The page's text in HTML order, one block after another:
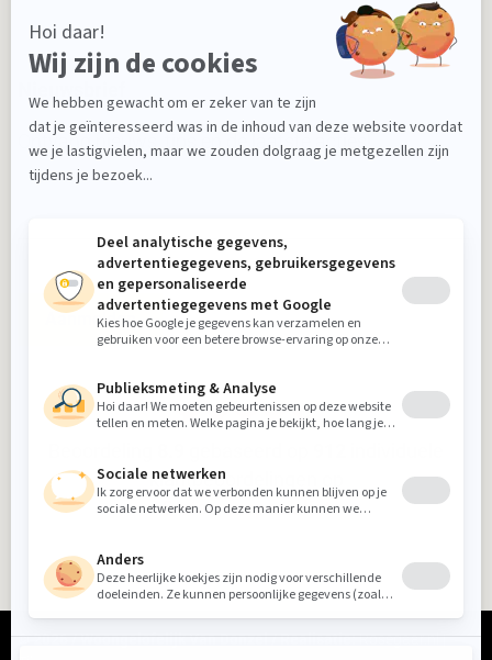
Ontvang nieuws, tips en de laatste acties!
Aanmelden
klantbeoordelingen op
5-sterrenspecialist
© 2026 / Woongelofelijk Van Donzel / Realisatie:Rosegaar.nl|